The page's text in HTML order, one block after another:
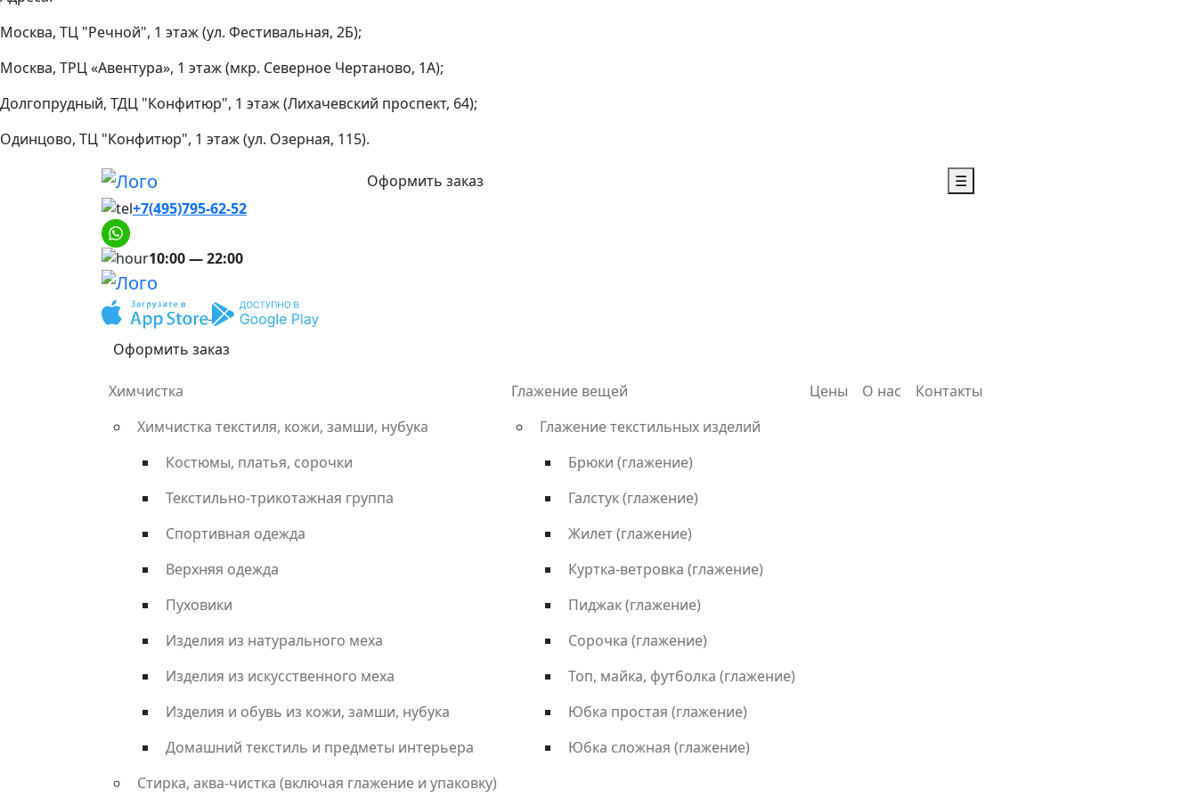
Москва, ТЦ "Речной", 1 этаж (ул. Фестивальная, 2Б);
Москва, ТРЦ «Авентура», 1 этаж (мкр. Северное Чертаново, 1А);
Долгопрудный, ТДЦ "Конфитюр", 1 этаж (Лихачевский проспект, 64);
Одинцово, ТЦ "Конфитюр", 1 этаж (ул. Озерная, 115).
Оформить заказ
☰
+7(495)795-62-52
10:00 — 22:00
Оформить заказ
Химчистка
Химчистка текстиля, кожи, замши, нубука
Костюмы, платья, сорочки
Текстильно-трикотажная группа
Спортивная одежда
Верхняя одежда
Пуховики
Изделия из натурального меха
Изделия из искусственного меха
Изделия и обувь из кожи, замши, нубука
Домашний текстиль и предметы интерьера
Стирка, аква-чистка (включая глажение и упаковку)
Глажение вещей
Глажение текстильных изделий
Брюки (глажение)
Галстук (глажение)
Жилет (глажение)
Куртка-ветровка (глажение)
Пиджак (глажение)
Сорочка (глажение)
Топ, майка, футболка (глажение)
Юбка простая (глажение)
Юбка сложная (глажение)
Цены О нас Контакты